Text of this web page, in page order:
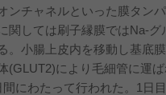
ンチャネルといった膜タン
関しては刷子縁膜ではNa-
。小腸上皮内を移動し基底
(GLUT2)により毛細管に運ば
にわたって行われた。1日